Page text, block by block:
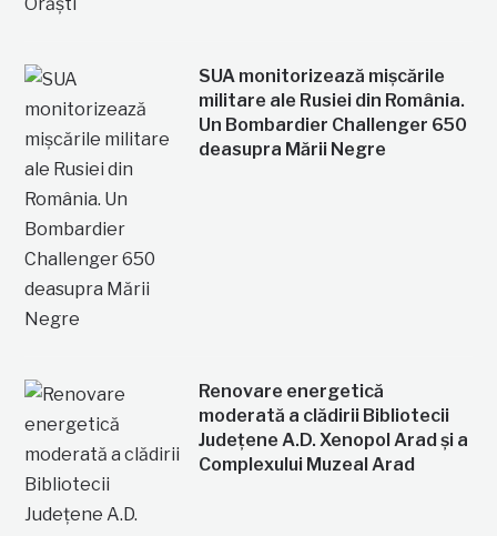
SUA monitorizează mișcările
militare ale Rusiei din România.
Un Bombardier Challenger 650
deasupra Mării Negre
Renovare energetică
moderată a clădirii Bibliotecii
Județene A.D. Xenopol Arad și a
Complexului Muzeal Arad